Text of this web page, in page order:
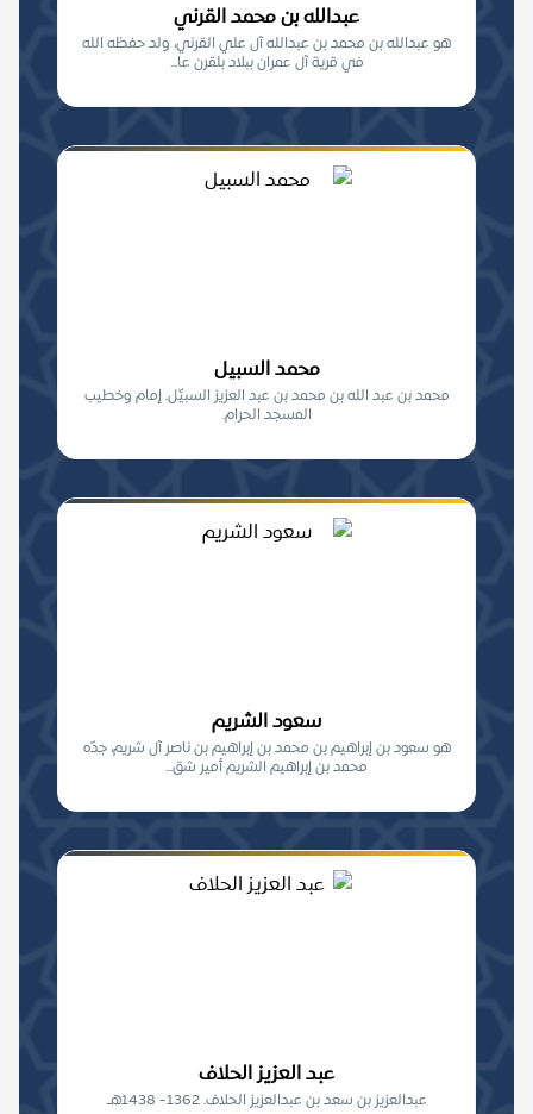
عبدالله بن محمد القرني
هو عبدالله بن محمد بن عبدالله آل علي القرني، ولد حفظه الله
في قرية آل عمران ببلاد بلقرن عا...
محمد السبيل
محمد بن عبد الله بن محمد بن عبد العزيز السبيِّل. إمام وخطيب
المسجد الحرام.
سعود الشريم
هو سعود بن إبراهيم بن محمد بن إبراهيم بن ناصر آل شريم، جدّه
محمد بن إبراهيم الشريم أمير شق...
عبد العزيز الحلاف
عبدالعزيز بن سعد بن عبدالعزيز الحلاف. 1362- 1438هـ.